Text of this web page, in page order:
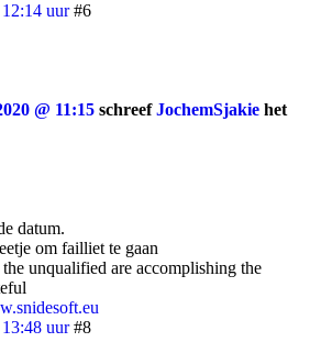
uur #6
@ 11:15 schreefJochemSjakie het
datum.
om failliet te gaan
unqualified are accomplishing the
uur #8